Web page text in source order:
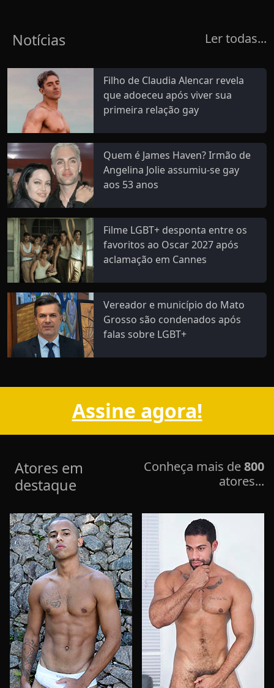
Notícias Ler todas...
Filho de Claudia Alencar revela
que adoeceu após viver sua
primeira relação gay
Quem é James Haven? Irmão de
Angelina Jolie assumiu-se gay
aos 53 anos
Filme LGBT+ desponta entre os
favoritos ao Oscar 2027 após
aclamação em Cannes
Vereador e município do Mato
Grosso são condenados após
falas sobre LGBT+
Assine agora!
Atores em
destaque
Conheça mais de800
atores...